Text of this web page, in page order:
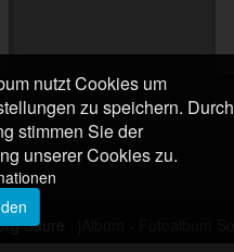
Saure
nutzt Cookies um
zu speichern. Durch
stimmen Sie der
unserer Cookies zu.